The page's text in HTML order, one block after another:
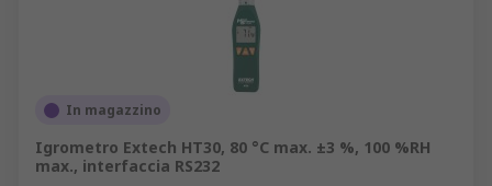
In magazzino
Igrometro Extech HT30, 80 °C max. ±3 %, 100 %RH
max., interfaccia RS232